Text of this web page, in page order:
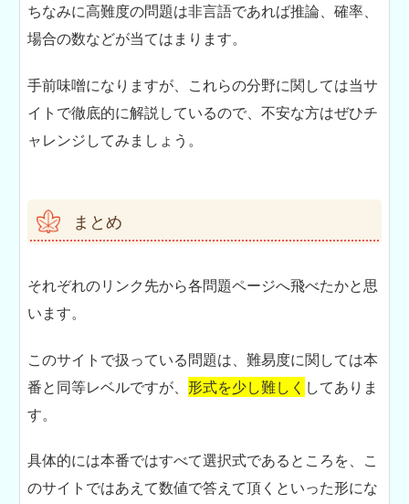
ちなみに高難度の問題は非言語であれば推論、確率、
場合の数などが当てはまります。
手前味噌になりますが、これらの分野に関しては当サ
イトで徹底的に解説しているので、不安な方はぜひチ
ャレンジしてみましょう。
まとめ
それぞれのリンク先から各問題ページへ飛べたかと思
います。
このサイトで扱っている問題は、難易度に関しては本
番と同等レベルですが、 形式を少し難しく してありま
す。
具体的には本番ではすべて選択式であるところを、こ
のサイトではあえて数値で答えて頂くといった形にな